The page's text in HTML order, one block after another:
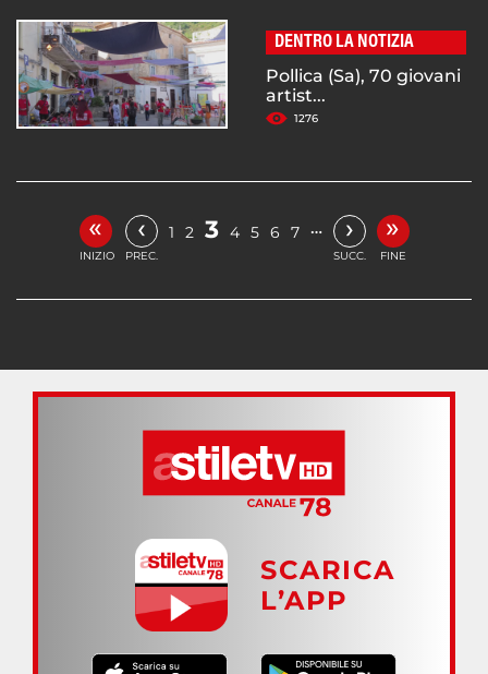
DENTRO LA NOTIZIA
Pollica (Sa), 70 giovani
artist...
1276
«
INIZIO
‹
PREC.
1 2 3 4 5 6 7 … ›
SUCC.
»
FINE
SCARICA
L’APP